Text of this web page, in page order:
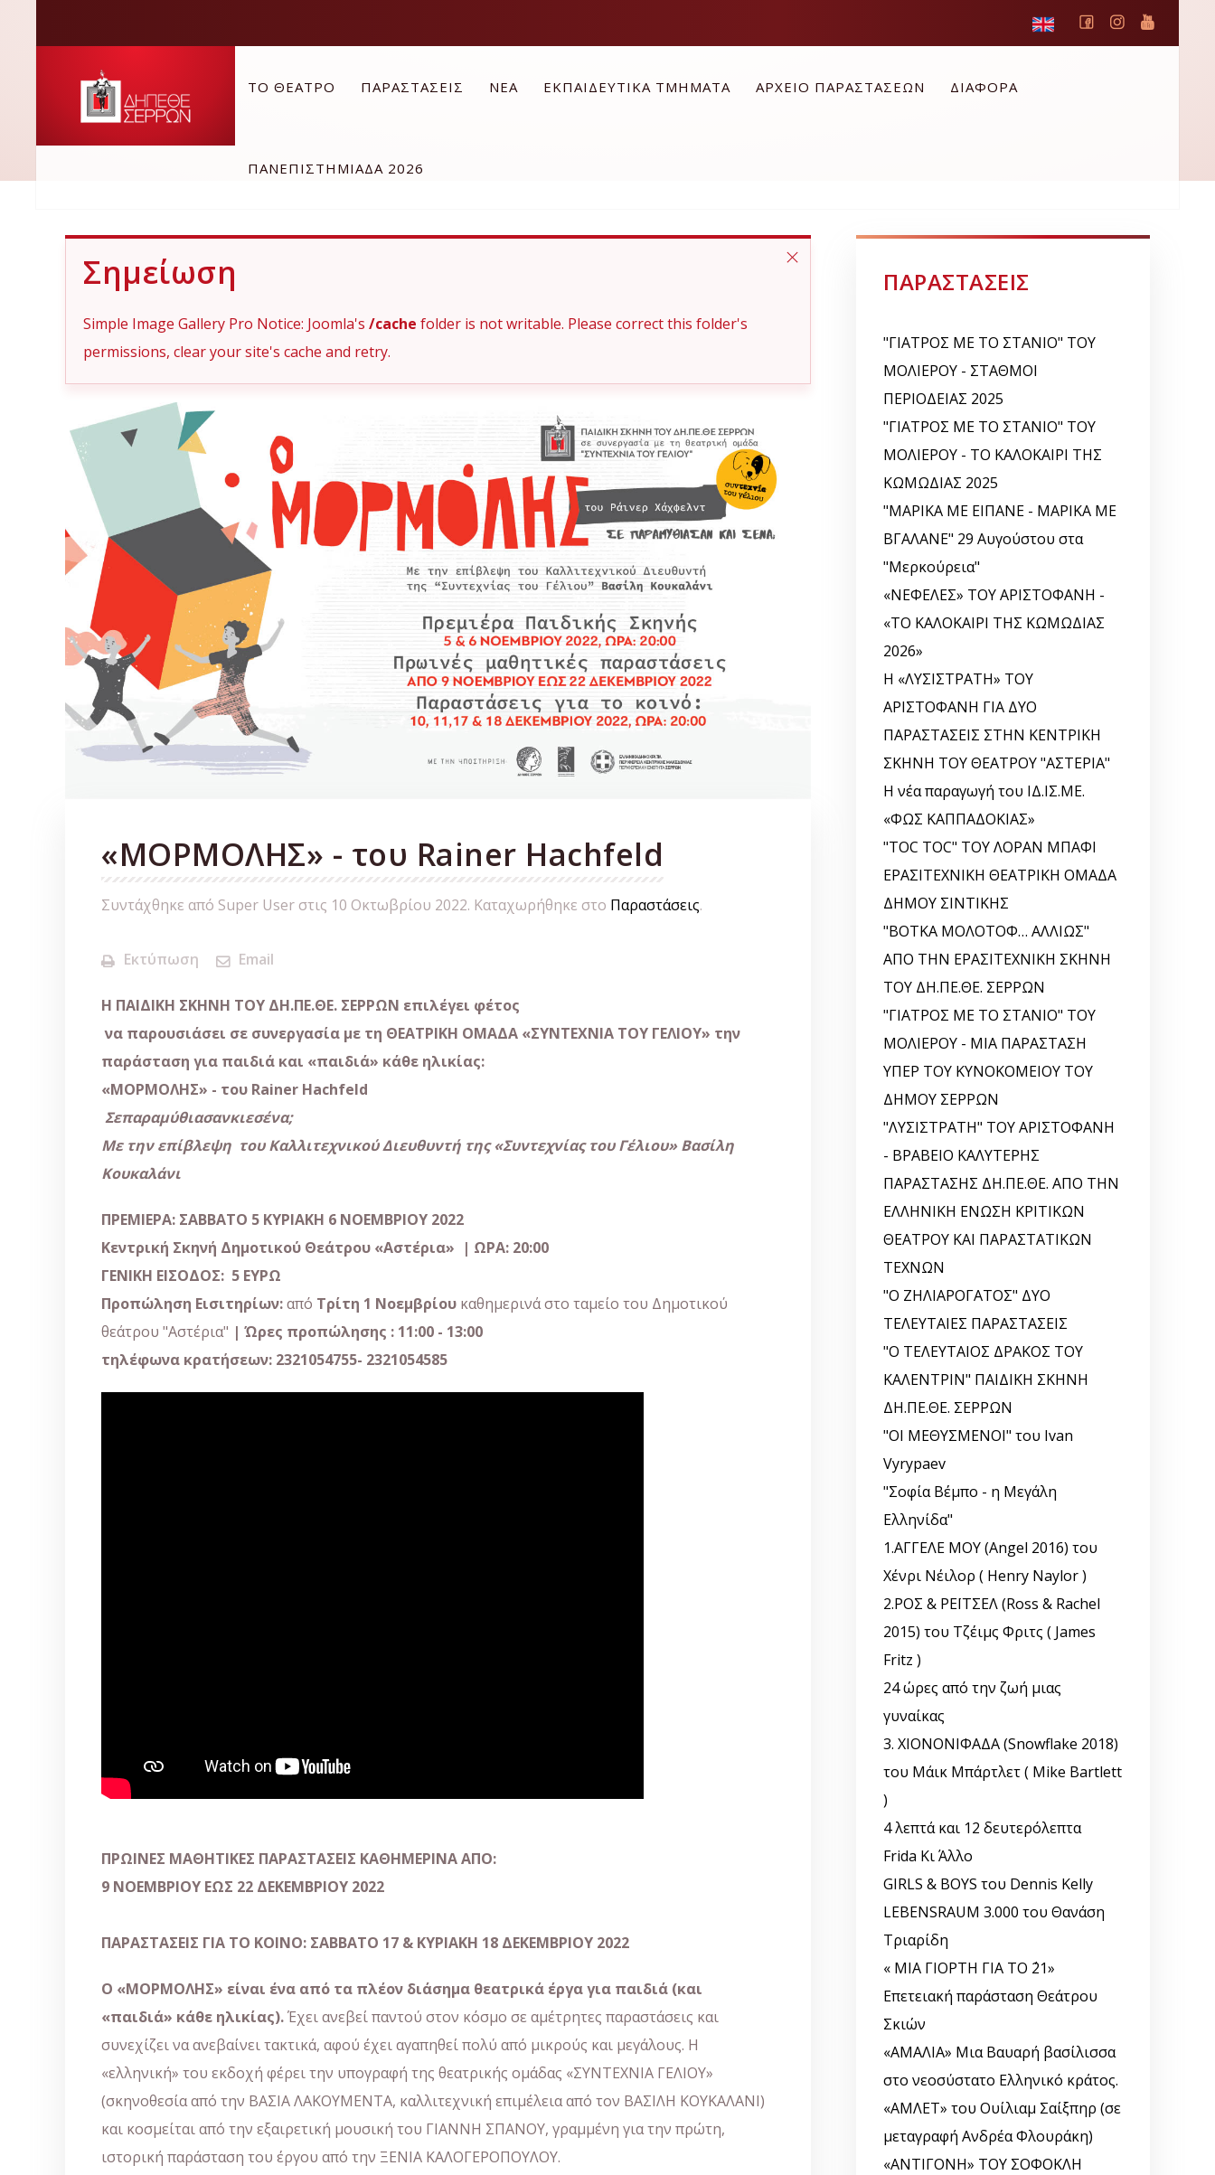
ΤΟ ΘΕΑΤΡΟ ΠΑΡΑΣΤΑΣΕΙΣ ΝΕΑ ΕΚΠΑΙΔΕΥΤΙΚΑ ΤΜΗΜΑΤΑ ΑΡΧΕΙΟ ΠΑΡΑΣΤΑΣΕΩΝ ΔΙΑΦΟΡΑ
ΠΑΝΕΠΙΣΤΗΜΙΑΔΑ 2026
Σημείωση
Simple Image Gallery Pro Notice: Joomla's /cache folder is not writable. Please correct this folder's
permissions, clear your site's cache and retry.
«ΜΟΡΜΟΛΗΣ» - του Rainer Hachfeld
Συντάχθηκε από Super User στις 10 Οκτωβρίου 2022. Καταχωρήθηκε στο Παραστάσεις.
Εκτύπωση Email
Η ΠΑΙΔΙΚΗ ΣΚΗΝΗ ΤΟΥ ΔΗ.ΠΕ.ΘΕ. ΣΕΡΡΩΝ επιλέγει φέτος
να παρουσιάσει σε συνεργασία με τη ΘΕΑΤΡΙΚΗ ΟΜΑΔΑ «ΣΥΝΤΕΧΝΙΑ ΤΟΥ ΓΕΛΙΟΥ» την
παράσταση για παιδιά και «παιδιά» κάθε ηλικίας:
«ΜΟΡΜΟΛΗΣ» - του Rainer Hachfeld
Σεπαραμύθιασανκιεσένα;
Με την επίβλεψη του Καλλιτεχνικού Διευθυντή της «Συντεχνίας του Γέλιου» Βασίλη
Κουκαλάνι
ΠΡΕΜΙΕΡΑ: ΣΑΒΒΑΤΟ 5 ΚΥΡΙΑΚΗ 6 ΝΟΕΜΒΡΙΟΥ 2022
Κεντρική Σκηνή Δημοτικού Θεάτρου «Αστέρια» | ΩΡΑ: 20:00
ΓΕΝΙΚΗ ΕΙΣΟΔΟΣ: 5 ΕΥΡΩ
Προπώληση Εισιτηρίων:από Τρίτη 1 Νοεμβρίου καθημερινά στο ταμείο του Δημοτικού
θεάτρου "Αστέρια" | Ώρες προπώλησης : 11:00 - 13:00
τηλέφωνα κρατήσεων: 2321054755- 2321054585
ΠΡΩΙΝΕΣ ΜΑΘΗΤΙΚΕΣ ΠΑΡΑΣΤΑΣΕΙΣ ΚΑΘΗΜΕΡΙΝΑ ΑΠΟ:
9 ΝΟΕΜΒΡΙΟΥ ΕΩΣ 22 ΔΕΚΕΜΒΡΙΟΥ 2022
ΠΑΡΑΣΤΑΣΕΙΣ ΓΙΑ ΤΟ ΚΟΙΝΟ: ΣΑΒΒΑΤΟ 17 & ΚΥΡΙΑΚΗ 18 ΔΕΚΕΜΒΡΙΟΥ 2022
Ο «ΜΟΡΜΟΛΗΣ» είναι ένα από τα πλέον διάσημα θεατρικά έργαγια παιδιά (και
«παιδιά» κάθε ηλικίας).Έχει ανεβεί παντού στον κόσμο σε αμέτρητες παραστάσεις και
συνεχίζει να ανεβαίνει τακτικά, αφού έχει αγαπηθεί πολύ από μικρούς και μεγάλους. Η
«ελληνική» του εκδοχή φέρει την υπογραφή της θεατρικής ομάδας «ΣΥΝΤΕΧΝΙΑ ΓΕΛΙΟΥ»
(σκηνοθεσία από την ΒΑΣΙΑ ΛΑΚΟΥΜΕΝΤΑ, καλλιτεχνική επιμέλεια από τον ΒΑΣΙΛΗ ΚΟΥΚΑΛΑΝΙ)
και κοσμείται από την εξαιρετική μουσική του ΓΙΑΝΝΗ ΣΠΑΝΟΥ, γραμμένη για την πρώτη,
ιστορική παράσταση του έργου από την ΞΕΝΙΑ ΚΑΛΟΓΕΡΟΠΟΥΛΟΥ.
ΠΑΡΑΣΤΑΣΕΙΣ
"ΓΙΑΤΡΟΣ ΜΕ ΤΟ ΣΤΑΝΙΟ" ΤΟΥ
ΜΟΛΙΕΡΟΥ - ΣΤΑΘΜΟΙ
ΠΕΡΙΟΔΕΙΑΣ 2025
"ΓΙΑΤΡΟΣ ΜΕ ΤΟ ΣΤΑΝΙΟ" ΤΟΥ
ΜΟΛΙΕΡΟΥ - ΤΟ ΚΑΛΟΚΑΙΡΙ ΤΗΣ
ΚΩΜΩΔΙΑΣ 2025
"ΜΑΡΙΚΑ ΜΕ ΕΙΠΑΝΕ - ΜΑΡΙΚΑ ΜΕ
ΒΓΑΛΑΝΕ" 29 Αυγούστου στα
"Μερκούρεια"
«ΝΕΦΕΛΕΣ» ΤΟΥ ΑΡΙΣΤΟΦΑΝΗ -
«ΤΟ ΚΑΛΟΚΑΙΡΙ ΤΗΣ ΚΩΜΩΔΙΑΣ
2026»
Η «ΛΥΣΙΣΤΡΑΤΗ» ΤΟΥ
ΑΡΙΣΤΟΦΑΝΗ ΓΙΑ ΔΥΟ
ΠΑΡΑΣΤΑΣΕΙΣ ΣΤΗΝ ΚΕΝΤΡΙΚΗ
ΣΚΗΝΗ ΤΟΥ ΘΕΑΤΡΟΥ "ΑΣΤΕΡΙΑ"
Η νέα παραγωγή του ΙΔ.ΙΣ.ΜΕ.
«ΦΩΣ ΚΑΠΠΑΔΟΚΙΑΣ»
"TOC TOC" ΤΟΥ ΛΟΡΑΝ ΜΠΑΦΙ
ΕΡΑΣΙΤΕΧΝΙΚΗ ΘΕΑΤΡΙΚΗ ΟΜΑΔΑ
ΔΗΜΟΥ ΣΙΝΤΙΚΗΣ
"ΒΟΤΚΑ ΜΟΛΟΤΟΦ… ΑΛΛΙΩΣ"
ΑΠΟ ΤΗΝ ΕΡΑΣΙΤΕΧΝΙΚΗ ΣΚΗΝΗ
ΤΟΥ ΔΗ.ΠΕ.ΘΕ. ΣΕΡΡΩΝ
"ΓΙΑΤΡΟΣ ΜΕ ΤΟ ΣΤΑΝΙΟ" ΤΟΥ
ΜΟΛΙΕΡΟΥ - ΜΙΑ ΠΑΡΑΣΤΑΣΗ
ΥΠΕΡ ΤΟΥ ΚΥΝΟΚΟΜΕΙΟΥ ΤΟΥ
ΔΗΜΟΥ ΣΕΡΡΩΝ
"ΛΥΣΙΣΤΡΑΤΗ" ΤΟΥ ΑΡΙΣΤΟΦΑΝΗ
- ΒΡΑΒΕΙΟ ΚΑΛΥΤΕΡΗΣ
ΠΑΡΑΣΤΑΣΗΣ ΔΗ.ΠΕ.ΘΕ. ΑΠΟ ΤΗΝ
ΕΛΛΗΝΙΚΗ EΝΩΣΗ ΚΡΙΤΙΚΩΝ
ΘΕΑΤΡΟΥ ΚΑΙ ΠΑΡΑΣΤΑΤΙΚΩΝ
ΤΕΧΝΩΝ
"Ο ΖΗΛΙΑΡΟΓΑΤΟΣ" ΔΥΟ
ΤΕΛΕΥΤΑΙΕΣ ΠΑΡΑΣΤΑΣΕΙΣ
"Ο ΤΕΛΕΥΤΑΙΟΣ ΔΡΑΚΟΣ ΤΟΥ
ΚΑΛΕΝΤΡΙΝ" ΠΑΙΔΙΚΗ ΣΚΗΝΗ
ΔΗ.ΠΕ.ΘΕ. ΣΕΡΡΩΝ
"ΟΙ ΜΕΘΥΣΜΕΝΟΙ" του Ivan
Vyrypaev
"Σοφία Βέμπο - η Μεγάλη
Ελληνίδα"
1.ΑΓΓΕΛΕ ΜΟΥ (Angel 2016) του
Χένρι Νέιλορ ( Henry Naylor )
2.ΡΟΣ & ΡΕΪΤΣΕΛ (Ross & Rachel
2015) του Τζέιμς Φριτς ( James
Fritz )
24 ώρες από την ζωή μιας
γυναίκας
3. ΧΙΟΝΟΝΙΦΑΔΑ (Snowflake 2018)
του Μάικ Μπάρτλετ ( Mike Bartlett
)
4 λεπτά και 12 δευτερόλεπτα
Frida Κι Άλλο
GIRLS & BOYS του Dennis Kelly
LEBENSRAUM 3.000 του Θανάση
Τριαρίδη
« ΜΙΑ ΓΙΟΡΤΗ ΓΙΑ ΤΟ ΄21»
Επετειακή παράσταση Θεάτρου
Σκιών
«ΑΜΑΛΙΑ» Μια Βαυαρή βασίλισσα
στο νεοσύστατο Ελληνικό κράτος.
«ΑΜΛΕΤ» του Ουίλιαμ Σαίξπηρ (σε
μεταγραφή Ανδρέα Φλουράκη)
«ΑΝΤΙΓΟΝΗ» ΤΟΥ ΣΟΦΟΚΛΗ